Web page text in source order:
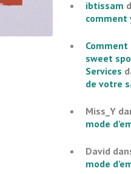
ibtissam
comment
sweet
Services
de votre
Miss_Y
mode
David
mode